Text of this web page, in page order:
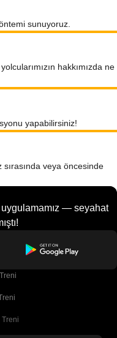
sunuyoruz.
hakkımızda ne
yapabilirsiniz!
sırasında veya öncesinde
uygulamamız — seyahat
Treni